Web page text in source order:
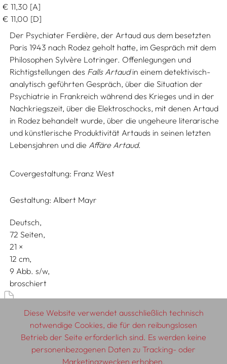
€ 11,30 [A]
€ 11,00 [D]
Der Psychiater Ferdière, der Artaud aus dem besetzten
Paris 1943 nach Rodez geholt hatte, im Gespräch mit dem
Philosophen Sylvère Lotringer. Offenlegungen und
Richtigstellungen des Falls Artaudin einem detektivisch-
analytisch geführten Gespräch, über die Situation der
Psychiatrie in Frankreich während des Krieges und in der
Nachkriegszeit, über die Elektroschocks, mit denen Artaud
in Rodez behandelt wurde, über die ungeheure literarische
und künstlerische Produktivität Artauds in seinen letzten
Lebensjahren und die Affäre Artaud.
Covergestaltung: Franz West
Gestaltung: Albert Mayr
Deutsch
72 Seiten,
21
12
9 Abb. s/w
broschiert
Diskurs & Geschichte
© 2026 SCHLEBRÜGGE.EDITOR
Diese Website verwendet ausschließlich technisch
notwendige Cookies, die für den reibungslosen
Betrieb der Seite erforderlich sind. Es werden keine
personenbezogenen Daten zu Tracking- oder
Marketingzwecken erhoben.